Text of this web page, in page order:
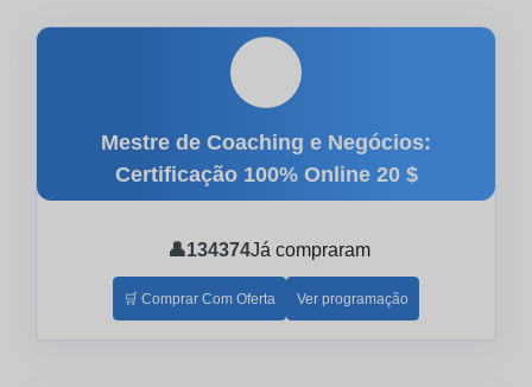
Mestre de Coaching e Negócios:
Certificação 100% Online 20 $
👤134374Já compraram
🛒 Comprar Com Oferta Ver programação